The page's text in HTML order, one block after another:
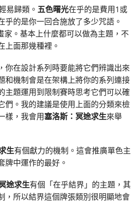
易歸類。 五色曙光在乎的是費用1或
乎的是你一回合施放了多少咒語。
家。基本上什麼都可以做為主題，不
上面那幾種裡。
你在設計系列時要能將它們辨識出來
和機制會是在架構上將你的系列連接
主題運用到限制賽時思考它們可以確
們。我的建議是使用上面的分類來檢
樣，我會用塞洛斯：冥途求生來舉
生有個獻力的機制。這會推廣單色主
牌中運作的最好。
途求生有個「在乎結界」的主題，其
，所以結界這個牌張類別很明顯地會